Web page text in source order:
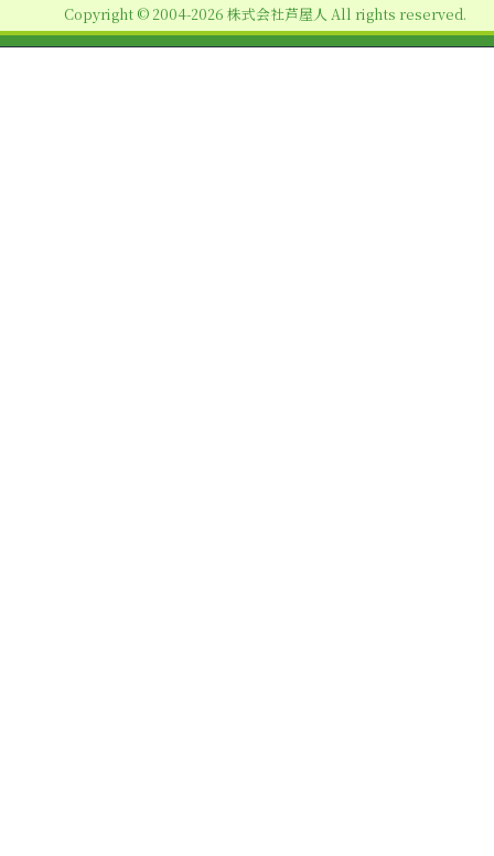
ン
Copyright © 2004-2026 株式会社芦屋人 All rights reserved.